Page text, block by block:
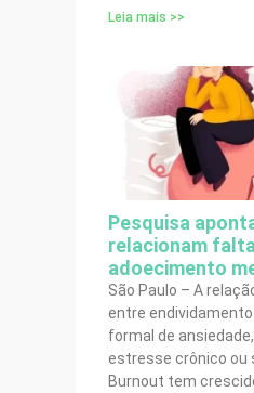
Leia mais >>
Pesquisa
relacionam
adoecimento
São Paulo – A
entre
formal de
estresse crônico ou
Burnout tem